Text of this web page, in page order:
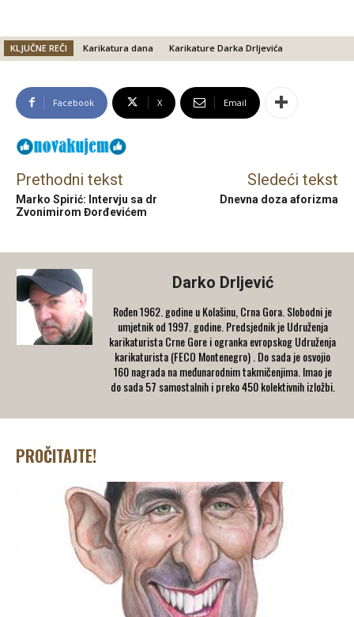
KLJUČNE REČI Karikatura dana Karikature Darka Drljevića
Facebook X Email
Prethodni tekst
Marko Spirić: Intervju sa dr
Zvonimirom Đorđevićem
Sledeći tekst
Dnevna doza aforizma
Darko Drljević
Rođen 1962. godine u Kolašinu, Crna Gora. Slobodni je
umjetnik od 1997. godine. Predsjednik je Udruženja
karikaturista Crne Gore i ogranka evropskog Udruženja
karikaturista (FECO Montenegro) . Do sada je osvojio
160 nagrada na međunarodnim takmičenjima. Imao je
do sada 57 samostalnih i preko 450 kolektivnih izložbi.
PROČITAJTE!